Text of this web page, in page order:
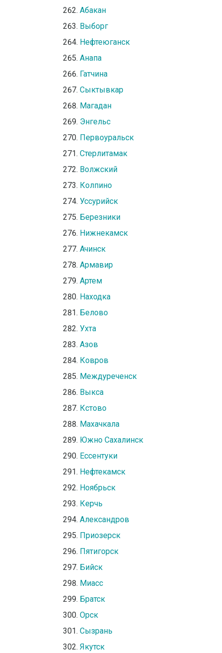
Абакан
Выборг
Нефтеюганск
Анапа
Гатчина
Сыктывкар
Магадан
Энгельс
Первоуральск
Стерлитамак
Волжский
Колпино
Уссурийск
Березники
Нижнекамск
Ачинск
Армавир
Артем
Находка
Белово
Ухта
Азов
Ковров
Междуреченск
Выкса
Кстово
Махачкала
Южно Сахалинск
Ессентуки
Нефтекамск
Ноябрьск
Керчь
Александров
Приозерск
Пятигорск
Бийск
Миасс
Братск
Орск
Сызрань
Якутск